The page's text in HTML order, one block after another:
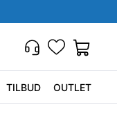
TILBUD OUTLET